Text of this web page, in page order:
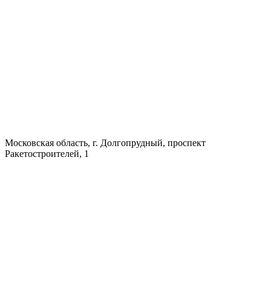
Московская область, г. Долгопрудный, проспект
Ракетостроителей, 1